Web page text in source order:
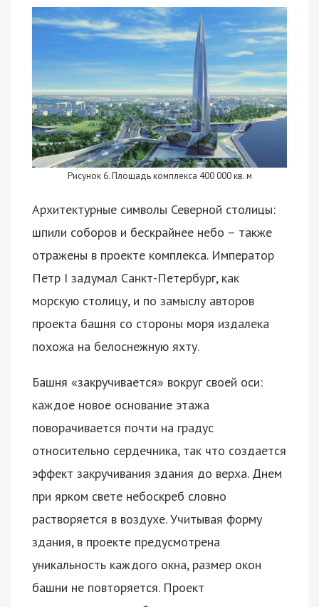
Рисунок 6. Площадь комплекса 400 000 кв. м
Архитектурные символы Северной столицы:
шпили соборов и бескрайнее небо – также
отражены в проекте комплекса. Император
Петр I задумал Санкт-Петербург, как
морскую столицу, и по замыслу авторов
проекта башня со стороны моря издалека
похожа на белоснежную яхту.
Башня «закручивается» вокруг своей оси:
каждое новое основание этажа
поворачивается почти на градус
относительно сердечника, так что создается
эффект закручивания здания до верха. Днем
при ярком свете небоскреб словно
растворяется в воздухе. Учитывая форму
здания, в проекте предусмотрена
уникальность каждого окна, размер окон
башни не повторяется. Проект